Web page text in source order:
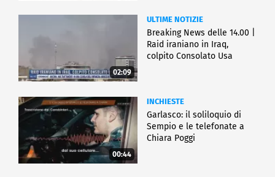
02:09
ULTIME NOTIZIE
Breaking News delle 14.00 |
Raid iraniano in Iraq,
colpito Consolato Usa
00:44
INCHIESTE
Garlasco: il soliloquio di
Sempio e le telefonate a
Chiara Poggi